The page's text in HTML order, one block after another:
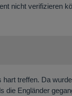
nicht verifizieren
treffen. Da
Engländer